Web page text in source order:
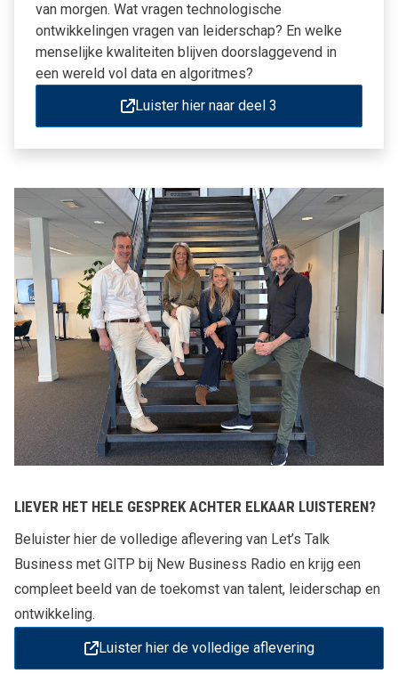
van morgen. Wat vragen technologische
ontwikkelingen vragen van leiderschap? En welke
menselijke kwaliteiten blijven doorslaggevend in
een wereld vol data en algoritmes?
Luister hier naar deel 3
LIEVER HET HELE GESPREK ACHTER ELKAAR LUISTEREN?
Beluister hier de volledige aflevering van Let’s Talk
Business met GITP bij New Business Radio en krijg een
compleet beeld van de toekomst van talent, leiderschap en
ontwikkeling.
Luister hier de volledige aflevering